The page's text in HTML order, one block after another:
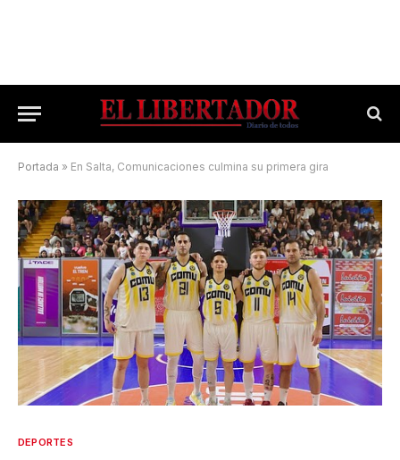
Portada » En Salta, Comunicaciones culmina su primera gira
DEPORTES